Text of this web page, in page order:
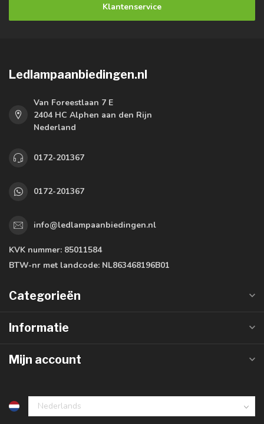
Klantenservice
Ledlampaanbiedingen.nl
Van Foreestlaan 7 E
2404 HC Alphen aan den Rijn
Nederland
0172-201367
0172-201367
info@ledlampaanbiedingen.nl
KVK nummer: 85011584
BTW-nr met landcode: NL863468196B01
Categorieën
Informatie
Mijn account